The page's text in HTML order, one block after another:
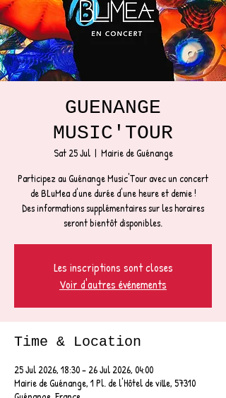
GUENANGE
MUSIC'TOUR
Sat 25 Jul
  |
Mairie de Guénange
Participez au Guénange Music'Tour avec un concert
de BLuMea d'une durée d'une heure et demie !
Des informations supplémentaires sur les horaires
seront bientôt disponibles.
Les inscriptions sont closes
Voir d'autres événements
Time & Location
25 Jul 2026, 18:30 – 26 Jul 2026, 04:00
Mairie de Guénange, 1 Pl. de l'Hôtel de ville, 57310